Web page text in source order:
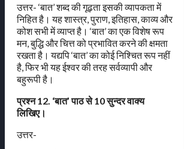
उत्तर- ‘बात’ शब्द की गूढ़ता इसकी व्यापकता में
निहित है। यह शास्त्र, पुराण, इतिहास, काव्य और
कोश सभी में व्याप्त है। ‘बात’ का एक विशेष रूप
मन, बुद्धि और चित्त को प्रभावित करने की क्षमता
रखता है। यद्यपि ‘बात’ का कोई निश्चित रूप नहीं
है, फिर भी यह ईश्वर की तरह सर्वव्यापी और
बहुरूपी है।
प्रश्न 12. ‘बात’ पाठ से 10 सुन्दर वाक्य
लिखिए।
उत्तर-